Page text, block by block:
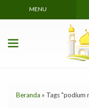
MENU
Beranda » Tags "podium